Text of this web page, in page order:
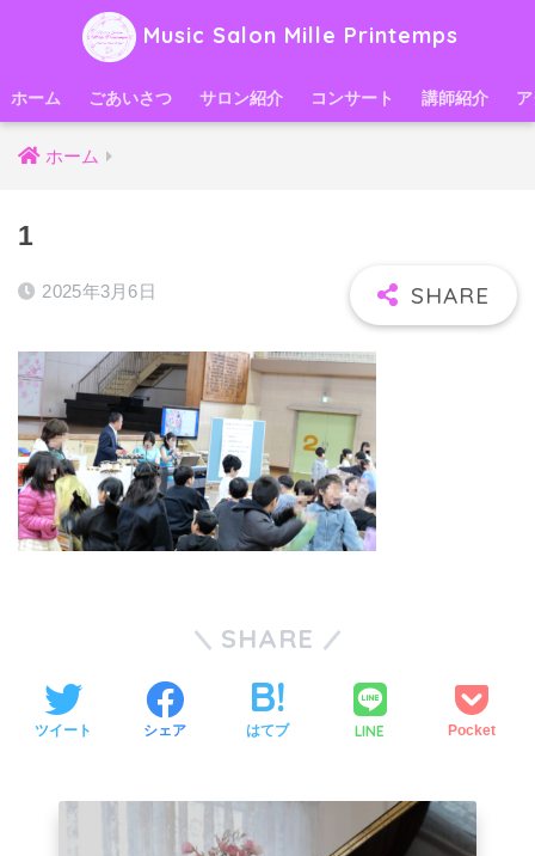
Music Salon Mille Printemps
ホーム ごあいさつ サロン紹介 コンサート 講師紹介
ホーム
1
2025年3月6日
SHARE
ツイート シェア はてブ LINE Pocket